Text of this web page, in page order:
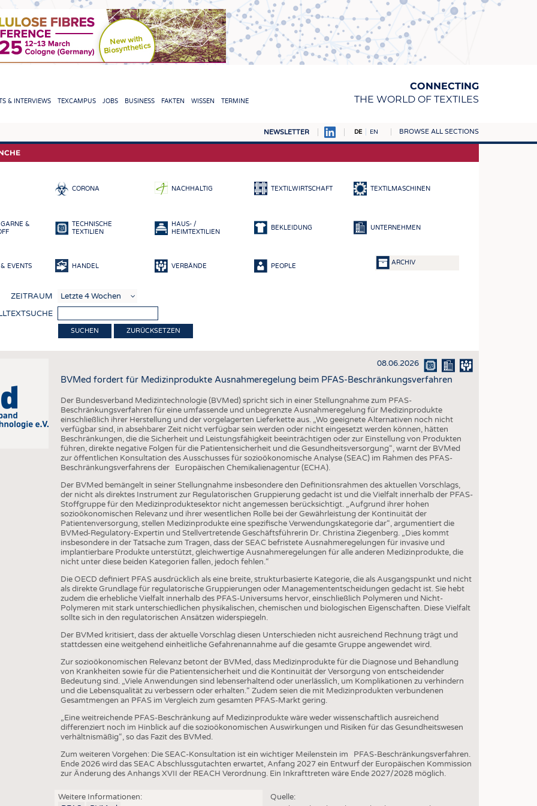
CONNECTING
THE WORLD OF TEXTILES
& INTERVIEWS TEXCAMPUS JOBS BUSINESS FAKTEN WISSEN TERMINE
NEWSLETTER DE EN BROWSE ALL SECTIONS
TEXTILE LEADERSHIP FASERN
GEWEBE
VLIESSTOFFE
NACHHALTIGKEIT
KREISLAUFWIRTSCHAFT
TECHNISCHE TEXTILIEN
SMART TEXTILES
MEDIZIN
HAUS- UND HEIMTEXTILIEN
BEKLEIDUNG
TESTS
BUSINESS
UNTERNEHMEN
AUSSCHREIBUNGEN
DTV AUSSCHREIBUNGSDIENST
FAKTEN
STATISTICS
TERMINE
BRANCHENTERMINE
CORONA NACHHALTIG TEXTILWIRTSCHAFT TEXTILMASCHINEN
&
TECHNISCHE
TEXTILIEN
HAUS- /
HEIMTEXTILIEN
BEKLEIDUNG UNTERNEHMEN
EVENTS HANDEL VERBÄNDE PEOPLE ARCHIV
ZEITRAUM
ZURÜCKSETZEN
08.06.2026
BVMed fordert für Medizinprodukte Ausnahmeregelung beim PFAS-Beschränkungsverfahren
Der Bundesverband Medizintechnologie (BVMed) spricht sich in einer Stellungnahme zum PFAS-
Beschränkungsverfahren für eine umfassende und unbegrenzte Ausnahmeregelung für Medizinprodukte
einschließlich ihrer Herstellung und der vorgelagerten Lieferkette aus. „Wo geeignete Alternativen noch nicht
verfügbar sind, in absehbarer Zeit nicht verfügbar sein werden oder nicht eingesetzt werden können, hätten
Beschränkungen, die die Sicherheit und Leistungsfähigkeit beeinträchtigen oder zur Einstellung von Produkten
führen, direkte negative Folgen für die Patientensicherheit und die Gesundheitsversorgung“, warnt der BVMed
zur öffentlichen Konsultation des Ausschusses für sozioökonomische Analyse (SEAC) im Rahmen des PFAS-
Beschränkungsverfahrens der Europäischen Chemikalienagentur (ECHA).
Der BVMed bemängelt in seiner Stellungnahme insbesondere den Definitionsrahmen des aktuellen Vorschlags,
der nicht als direktes Instrument zur Regulatorischen Gruppierung gedacht ist und die Vielfalt innerhalb der PFAS-
Stoffgruppe für den Medizinproduktesektor nicht angemessen berücksichtigt. „Aufgrund ihrer hohen
sozioökonomischen Relevanz und ihrer wesentlichen Rolle bei der Gewährleistung der Kontinuität der
Patientenversorgung, stellen Medizinprodukte eine spezifische Verwendungskategorie dar“, argumentiert die
BVMed-Regulatory-Expertin und Stellvertretende Geschäftsführerin Dr. Christina Ziegenberg. „Dies kommt
insbesondere in der Tatsache zum Tragen, dass der SEAC befristete Ausnahmeregelungen für invasive und
implantierbare Produkte unterstützt, gleichwertige Ausnahmeregelungen für alle anderen Medizinprodukte, die
nicht unter diese beiden Kategorien fallen, jedoch fehlen.“
Die OECD definiert PFAS ausdrücklich als eine breite, strukturbasierte Kategorie, die als Ausgangspunkt und nicht
als direkte Grundlage für regulatorische Gruppierungen oder Managemententscheidungen gedacht ist. Sie hebt
zudem die erhebliche Vielfalt innerhalb des PFAS-Universums hervor, einschließlich Polymeren und Nicht-
Polymeren mit stark unterschiedlichen physikalischen, chemischen und biologischen Eigenschaften. Diese Vielfalt
sollte sich in den regulatorischen Ansätzen widerspiegeln.
Der BVMed kritisiert, dass der aktuelle Vorschlag diesen Unterschieden nicht ausreichend Rechnung trägt und
stattdessen eine weitgehend einheitliche Gefahrenannahme auf die gesamte Gruppe angewendet wird.
Zur sozioökonomischen Relevanz betont der BVMed, dass Medizinprodukte für die Diagnose und Behandlung
von Krankheiten sowie für die Patientensicherheit und die Kontinuität der Versorgung von entscheidender
Bedeutung sind. „Viele Anwendungen sind lebenserhaltend oder unerlässlich, um Komplikationen zu verhindern
und die Lebensqualität zu verbessern oder erhalten.“ Zudem seien die mit Medizinprodukten verbundenen
Gesamtmengen an PFAS im Vergleich zum gesamten PFAS-Markt gering.
„Eine weitreichende PFAS-Beschränkung auf Medizinprodukte wäre weder wissenschaftlich ausreichend
differenziert noch im Hinblick auf die sozioökonomischen Auswirkungen und Risiken für das Gesundheitswesen
verhältnismäßig“, so das Fazit des BVMed.
Zum weiteren Vorgehen: Die SEAC-Konsultation ist ein wichtiger Meilenstein im PFAS-Beschränkungsverfahren.
Ende 2026 wird das SEAC Abschlussgutachten erwartet, Anfang 2027 ein Entwurf der Europäischen Kommission
zur Änderung des Anhangs XVII der REACH Verordnung. Ein Inkrafttreten wäre Ende 2027/2028 möglich.
Weitere Informationen:
Quelle: